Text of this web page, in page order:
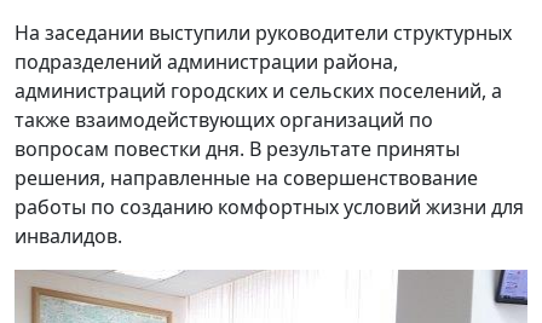
На заседании выступили руководители структурных
подразделений администрации района,
администраций городских и сельских поселений, а
также взаимодействующих организаций по
вопросам повестки дня. В результате приняты
решения, направленные на совершенствование
работы по созданию комфортных условий жизни для
инвалидов.